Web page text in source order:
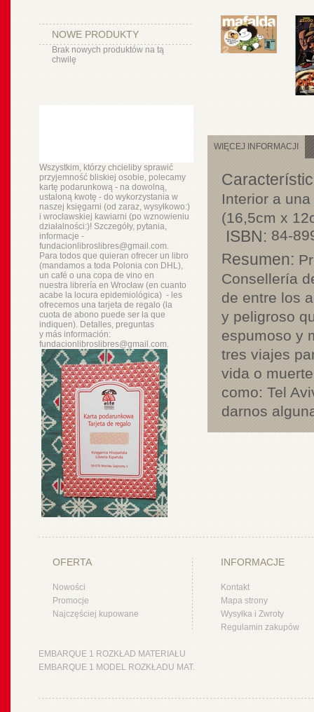
NOWE PRODUKTY
Brak nowych produktów na tą
chwilę
Wszystkim, którzy chcieliby sprawić
przyjemność bliskiej osobie, polecamy
kartę podarunkową - na dowolną,
ustaloną kwotę - do wykorzystania w
naszej księgarni (od zaraz, wysyłkowo:)
i wrocławskiej kawiarni (po wznowieniu
działalności:)! Szczegóły, pytania,
informacje -
fundacionlibroslibres@gmail.com.
Para todos que quieran ofrecer un libro
(mandamos a toda Polonia con DHL),
un café o una copa de vino en
nuestra libreríaen Wrocław (en cuanto
acabe la locura epidemiológica) - les
ofrecemos una tarjeta de regalo (la
cuota de abono puede ser la que
indiquen). Detalles, preguntas
y másinformación:
fundacionlibroslibres@gmail.com.
WIĘCEJ INFORMACJI
Interior a
(16,5cm x
ISBN: 84-
Resumen:
Consellería
de entre los
y peligroso
espumoso y
tres viajes
vida o
como: Tel
darnos
OFERTA
Nowości
Promocje
Najczęściej kupowane
INFORMACJE
Kontakt
Mapa strony
Wysyłka i Zwroty
Regulamin zakupów
EMBARQUE 1 ROZKŁAD MATERIAŁU
EMBARQUE 1 MODEL ROZKŁADU MAT.